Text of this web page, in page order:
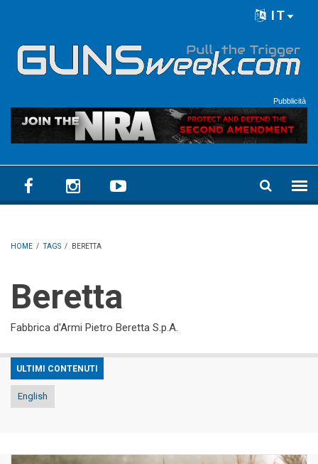
IT
Pubblicità
HOME / TAGS / BERETTA
Beretta
Fabbrica d'Armi Pietro Beretta S.p.A.
ULTIMI CONTENUTI
English